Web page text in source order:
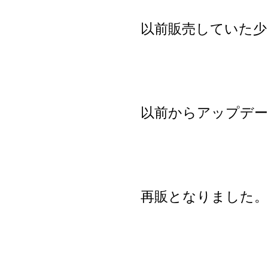
以前販売していた
以前からアップデ
再販となりました。